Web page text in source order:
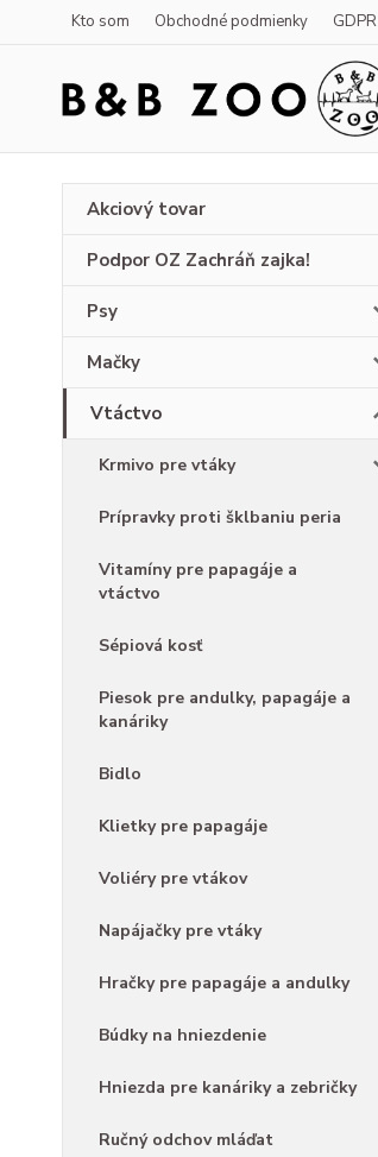
Kto som Obchodné podmienky GDPR
Akciový tovar
Podpor OZ Zachráň zajka!
Psy
Mačky
Vtáctvo
Krmivo pre vtáky
Prípravky proti šklbaniu peria
Vitamíny pre papagáje a
vtáctvo
Sépiová kosť
Piesok pre andulky, papagáje a
kanáriky
Bidlo
Klietky pre papagáje
Voliéry pre vtákov
Napájačky pre vtáky
Hračky pre papagáje a andulky
Búdky na hniezdenie
Hniezda pre kanáriky a zebričky
Ručný odchov mláďat